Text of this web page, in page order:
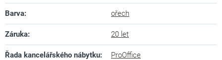
Barva: ořech
Záruka: 20 let
Řada kancelářského nábytku: ProOffice